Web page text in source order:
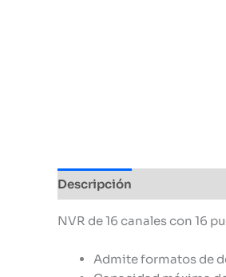
Descripción
NVR de 16 canales con 16
Admite formatos de